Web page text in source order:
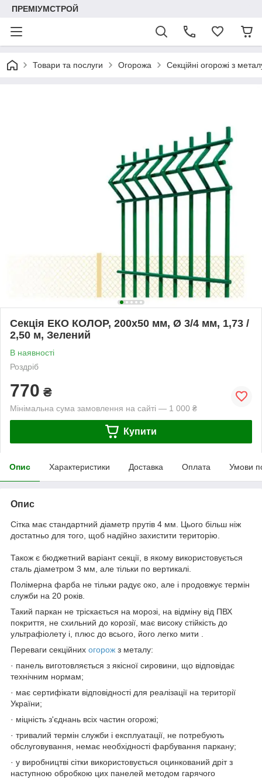
ПРЕМІУМСТРОЙ
Товари та послуги Огорожа Секційні огорожі з
Секція ЕКО КОЛОР, 200х50 мм, Ø 3/4 мм, 1,73 /
2,50 м, Зелений
В наявності
Роздріб
770 ₴
Мінімальна сума замовлення на сайті — 1 000 ₴
Купити
Опис Характеристики Доставка Оплата Умови
Опис
Сітка має стандартний діаметр прутів 4 мм. Цього більш ніж
достатньо для того, щоб надійно захистити територію.
Також є бюджетний варіант секції, в якому використовується
сталь діаметром 3 мм, але тільки по вертикалі.
Полімерна фарба не тільки радує око, але і продовжує термін
служби на 20 років.
Такий паркан не тріскається на морозі, на відміну від ПВХ
покриття, не схильний до корозії, має високу стійкість до
ультрафіолету і, плюс до всього, його легко мити .
Переваги секційних огорож з металу:
· панель виготовляється з якісної сировини, що відповідає
технічним нормам;
· має сертифікати відповідності для реалізації на території
України;
· міцність з'єднань всіх частин огорожі;
· тривалий термін служби і експлуатації, не потребують
обслуговування, немає необхідності фарбування паркану;
· у виробництві сітки використовується оцинкований дріт з
наступною обробкою цих панелей методом гарячого